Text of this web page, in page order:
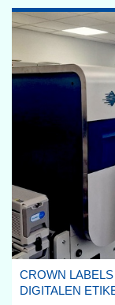
CROWN
DIGITALEN